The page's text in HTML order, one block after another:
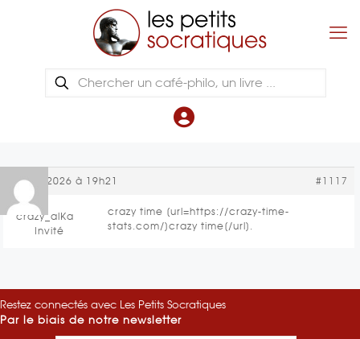
10 juin 2026 à 19h21 #1117
crazy_alKa
Invité
crazy time [url=https://crazy-time-
stats.com/]crazy time[/url].
Restez connectés avec Les Petits Socratiques
Par le biais de notre newsletter